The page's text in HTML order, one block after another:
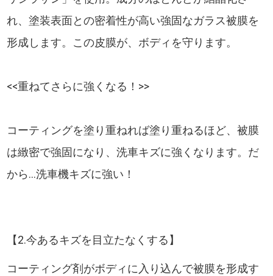
れ、塗装表面との密着性が高い強固なガラス被膜を
形成します。この皮膜が、ボディを守ります。
<<重ねてさらに強くなる！>>
コーティングを塗り重ねれば塗り重ねるほど、被膜
は緻密で強固になり、洗車キズに強くなります。だ
から...洗車機キズに強い！
【2.今あるキズを目立たなくする】
コーティング剤がボディに入り込んで被膜を形成す